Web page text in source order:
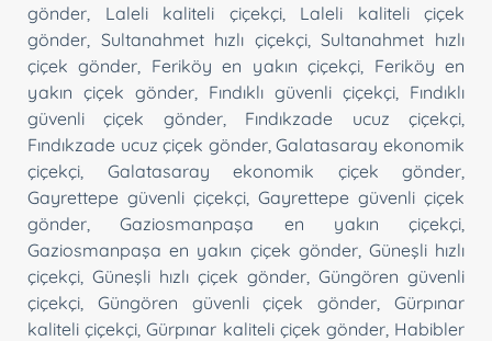
gönder
Laleli kaliteli çiçekçi, Laleli kaliteli çiçek
gönder
Sultanahmet hızlı çiçekçi,Sultanahmet hızlı
çiçek gönder
Feriköy en yakın çiçekçi
Feriköy en
yakın çiçek gönder
Fındıklı güvenli çiçekçi
Fındıklı
güvenli çiçek gönder, Fındıkzade ucuz çiçekçi
Fındıkzade ucuz çiçek gönder,Galatasaray ekonomik
çiçekçi
Galatasaray ekonomik çiçek gönder
Gayrettepe güvenli çiçekçi Gayrettepe güvenli çiçek
gönder ,Gaziosmanpaşa en yakın çiçekçi
Gaziosmanpaşa en yakın çiçek gönder, Güneşli hızlı
çiçekçi Güneşli hızlı çiçek gönder Güngören güvenli
çiçekçi
Güngören güvenli çiçek gönder ,Gürpınar
kaliteli çiçekçi ,Gürpınar kaliteli çiçek gönder, Habibler